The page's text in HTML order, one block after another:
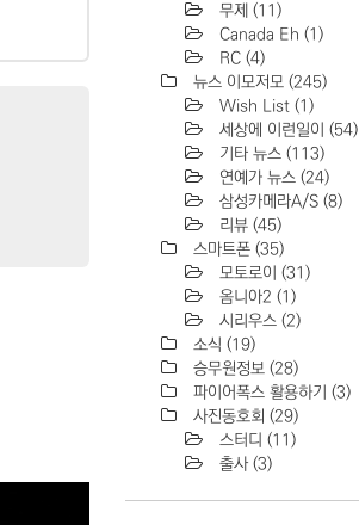
무제 (11)
Canada Eh (1)
RC (4)
뉴스 이모저모 (245)
Wish List (1)
세상에 이런일이 (54)
기타 뉴스 (113)
연예가 뉴스 (24)
삼성카메라A/S (8)
리뷰 (45)
스마트폰 (35)
모토로이 (31)
옴니아2 (1)
시리우스 (2)
소식 (19)
승무원정보 (28)
파이어폭스 활용하기 (3)
사진동호회 (29)
스터디 (11)
출사 (3)